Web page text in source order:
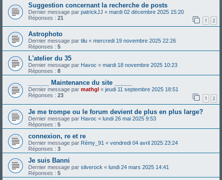
Suggestion concernant la recherche de posts
Dernier message par patrickJJ « mardi 02 décembre 2025 15:20
Réponses : 21 1 2
Astrophoto
Dernier message par tilu « mercredi 19 novembre 2025 22:26
Réponses : 5
L'atelier du 35
Dernier message par Havoc « mardi 18 novembre 2025 10:23
Réponses : 8
______ Maintenance du site _____
Dernier message par mathgl « jeudi 11 septembre 2025 18:51
Réponses : 23 1 2
Je me trompe ou le forum devient de plus en plus large?
Dernier message par Havoc « lundi 26 mai 2025 9:53
Réponses : 5
connexion, re et re
Dernier message par Rémy_91 « vendredi 04 avril 2025 23:24
Réponses : 3
Je suis Banni
Dernier message par silverock « lundi 24 mars 2025 14:41
Réponses : 5